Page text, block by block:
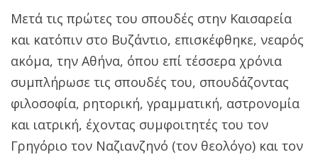
Μετά τις πρώτες του σπουδές στην Καισαρεία
και κατόπιν στο Βυζάντιο, επισκέφθηκε, νεαρός
ακόμα, την Αθήνα, όπου επί τέσσερα χρόνια
συμπλήρωσε τις σπουδές του, σπουδάζοντας
φιλοσοφία, ρητορική, γραμματική, αστρονομία
και ιατρική, έχοντας συμφοιτητές του τον
Γρηγόριο τον Ναζιανζηνό (τον θεολόγο) και τον